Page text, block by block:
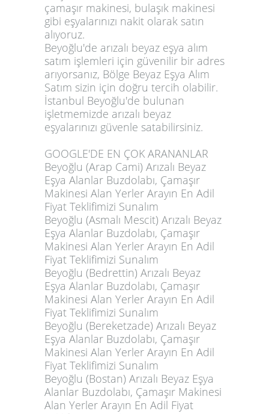
çamaşır makinesi, bulaşık makinesi
gibi eşyalarınızı nakit olarak satın
alıyoruz.
Beyoğlu'de arızalı beyaz eşya alım
satım işlemleri için güvenilir bir adres
arıyorsanız, Bölge Beyaz Eşya Alım
Satım sizin için doğru tercih olabilir.
İstanbul Beyoğlu'de bulunan
işletmemizde arızalı beyaz
eşyalarınızı güvenle satabilirsiniz.
GOOGLE'DE EN ÇOK ARANANLAR
Beyoğlu (Arap Cami) Arızalı Beyaz
Eşya Alanlar Buzdolabı, Çamaşır
Makinesi Alan Yerler Arayın En Adil
Fiyat Teklifimizi Sunalım
Beyoğlu (Asmalı Mescit) Arızalı Beyaz
Eşya Alanlar Buzdolabı, Çamaşır
Makinesi Alan Yerler Arayın En Adil
Fiyat Teklifimizi Sunalım
Beyoğlu (Bedrettin) Arızalı Beyaz
Eşya Alanlar Buzdolabı, Çamaşır
Makinesi Alan Yerler Arayın En Adil
Fiyat Teklifimizi Sunalım
Beyoğlu (Bereketzade) Arızalı Beyaz
Eşya Alanlar Buzdolabı, Çamaşır
Makinesi Alan Yerler Arayın En Adil
Fiyat Teklifimizi Sunalım
Beyoğlu (Bostan) Arızalı Beyaz Eşya
Alanlar Buzdolabı, Çamaşır Makinesi
Alan Yerler Arayın En Adil Fiyat